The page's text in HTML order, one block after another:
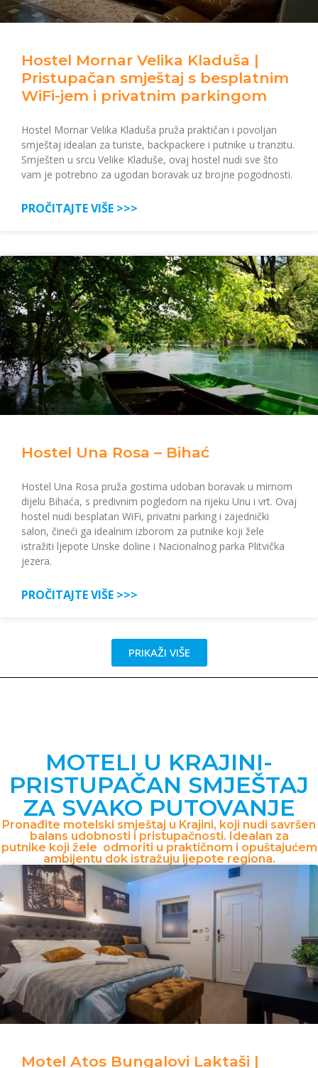
Hostel Mornar Velika Kladuša |
Pristupačan smještaj s besplatnim
WiFi-jem i privatnim parkingom
Hostel Mornar Velika Kladuša pruža praktičan i povoljan
smještaj idealan za turiste, backpackere i putnike u tranzitu.
Smješten u srcu Velike Kladuše, ovaj hostel nudi sve što
vam je potrebno za ugodan boravak uz brojne pogodnosti.
PROČITAJTE VIŠE >>>
Hostel Una Rosa – Bihać
Hostel Una Rosa pruža gostima udoban boravak u mirnom
dijelu Bihaća, s predivnim pogledom na rijeku Unu i vrt. Ovaj
hostel nudi besplatan WiFi, privatni parking i zajednički
salon, čineći ga idealnim izborom za putnike koji žele
istražiti ljepote Unske doline i Nacionalnog parka Plitvička
jezera.
PROČITAJTE VIŠE >>>
PRIKAŽI VIŠE
MOTELI U KRAJINI-
PRISTUPAČAN SMJEŠTAJ
ZA SVAKO PUTOVANJE
Pronađite motelski smještaj u Krajini, koji nudi savršen
balans udobnosti i pristupačnosti. Idealan za
putnike koji žele odmoriti u praktičnom i opuštajućem
ambijentu dok istražuju ljepote regiona.
Motel Atos Bungalovi Laktaši |